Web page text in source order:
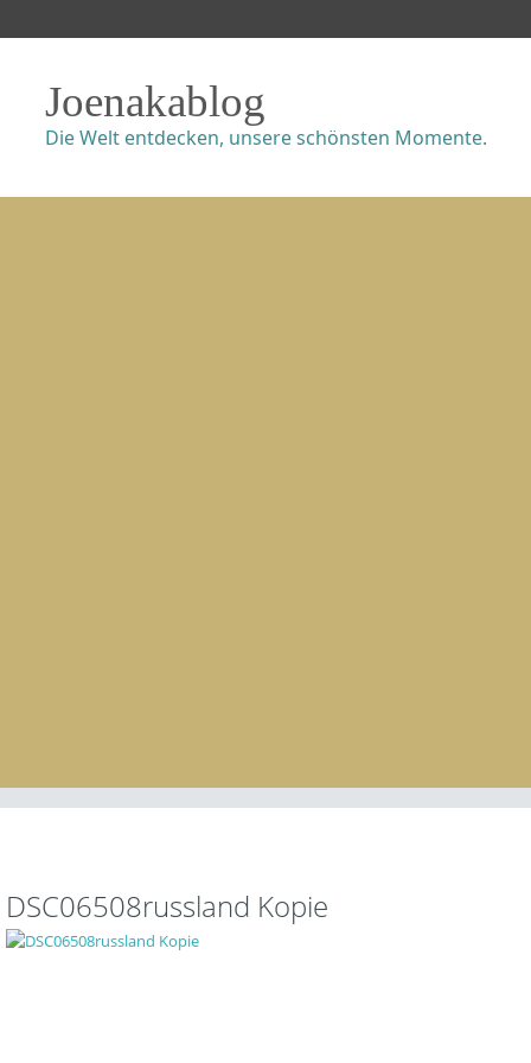
Joenakablog
Die Welt entdecken, unsere schönsten Momente.
DSC06508russland Kopie